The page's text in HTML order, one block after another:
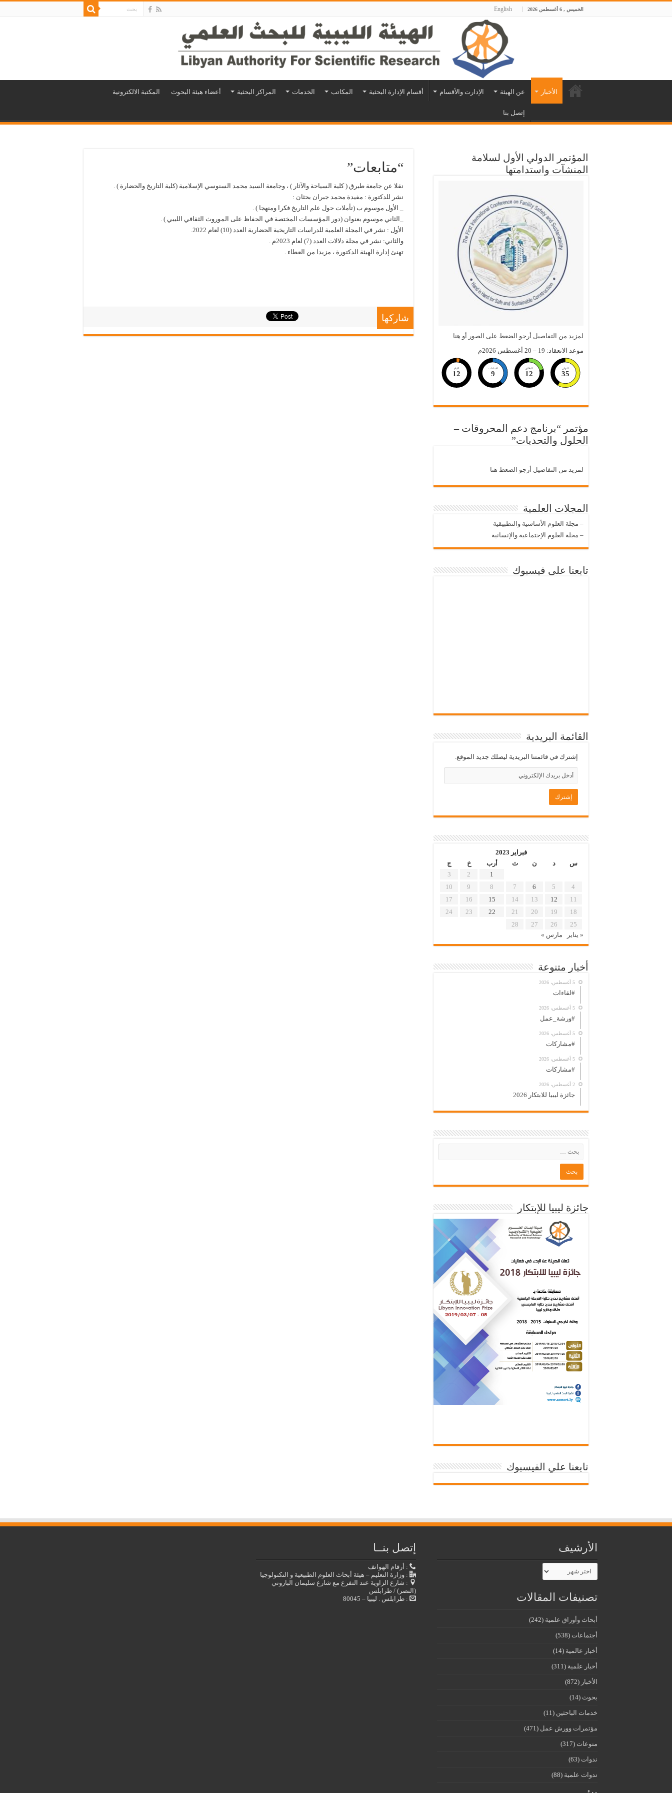
الخميس , 6 أغسطس 2026 English
الأخبار عن الهيئة الإدارت والأقسام أقسام الإدارة البحثية المكاتب الخدمات المراكز البحثية أعضاء هيئة البحوث المكتبة الالكترونية
إتصل بنا
“متابعات”
نقلا عن جامعة طبرق ( كلية السياحة والآثار ) ، وجامعة السيد محمد السنوسي الإسلامية (كلية التاريخ والحضارة ) .
نشر للدكتورة : مفيدة محمد جبران بحثان :
_ الأول موسوم ب (تأملات حول علم التاريخ فكرا ومنهجا ) .
_الثاني موسوم بعنوان (دور المؤسسات المختصة في الحفاظ على الموروث الثقافي الليبي ) .
الأول : نشر في المجلة العلمية للدراسات التاريخية الحضارية العدد (10) لعام 2022.
والثاني: نشر في مجلة دلالات العدد (7) لعام 2023م .
تهنئ إدارة الهيئة الدكتورة ، مزيدا من العطاء .
شاركها
المؤتمر الدولي الأول لسلامة
المنشآت واستدامتها
لمزيد من التفاصيل أرجو الضعط على الصور أو هنا
موعد الانعقاد: 19 – 20 أغسطس 2026م
الايام
12
الساعات
9
الدقائق
12
الثواني
34
مؤتمر “برنامج دعم المحروقات –
الحلول والتحديات”
لمزيد من التفاصيل أرجو الضعط هنا
المجلات العلمية
– مجلة العلوم الأساسية والتطبيقية
– مجلة العلوم الإجتماعية والإنسانية
تابعنا على فيسبوك
القائمة البريدية
إشترك في قائمتنا البريدية ليصلك جديد الموقع.
فبراير 2023
س
د ن ث أرب خ
ج
1
2
3
4
5
6
7
8
9
10
11
12
13
14
15
16
17
18
19
20
21
22
23
24
25
26
27
28
« يناير
مارس »
أخبار متنوعة
5 أغسطس، 2026
#لقاءات
5 أغسطس، 2026
#ورشة_عمل
5 أغسطس، 2026
#مشاركات
5 أغسطس، 2026
#مشاركات
2 أغسطس، 2026
جائزة ليبيا للابتكار 2026
جائزة ليبيا للإبتكار
تابعنا علي الفيسبوك
الأرشيف
الأرشيف
تصنيفات المقالات
أبحاث وأوراق علمية (242)
أجتماعات (538)
أخبار عالمية (14)
أخبار علمية (311)
الأخبار (872)
بحوث (14)
خدمات الباحثين (11)
مؤتمرات وورش عمل (471)
منوعات (317)
ندوات (63)
ندوات علمية (88)
إتصل بنــا
: أرقام الهواتف
: وزارة التعليم – هيئة أبحاث العلوم الطبيعية و التكنولوجيا
: شارع الزاوية عند التفرع مع شارع سليمان الباروني
(النصر) / طرابلس
: طرابلس . ليبيا – 80045